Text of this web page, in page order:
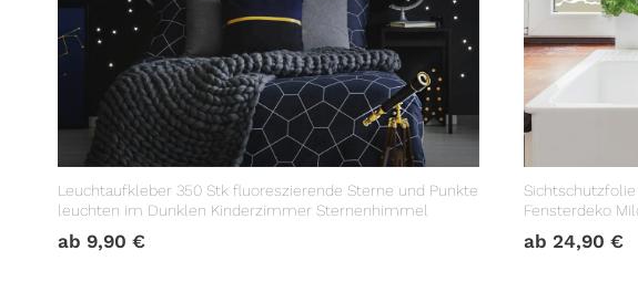
Leuchtaufkleber 350 Stk fluoreszierende Sterne und Punkte
leuchten im Dunklen Kinderzimmer Sternenhimmel
ab 9,90 €
Fensterdeko
ab 24,90 €